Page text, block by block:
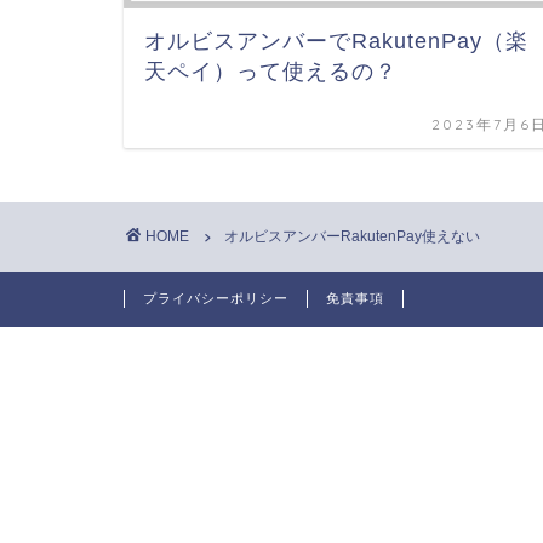
オルビスアンバーでRakutenPay（楽
天ペイ）って使えるの？
2023年7月6
HOME オルビスアンバーRakutenPay使えない
プライバシーポリシー 免責事項